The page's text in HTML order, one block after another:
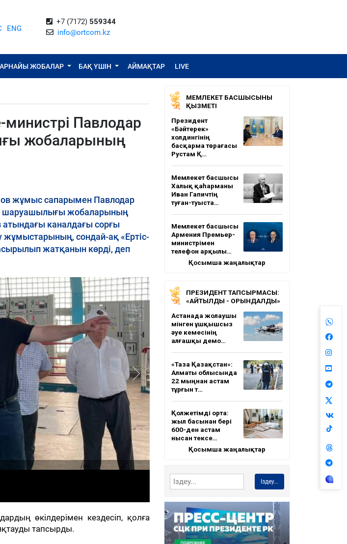
ENG
+7 (7172) 559344
info@ortcom.kz
АРНАЙЫ ЖОБАЛАР БАҚ ҮШІН АЙМАҚТАР LIVE
Павлодар
жобаларының
жұмыс сапарымен Павлодар
шаруашылығы жобаларының
каналдағы сорғы
жұмыстарының, сондай-ақ «Ертіс-
жатқанын көрді, деп
өкілдерімен кездесіп, қолға
тапсырды.
МЕМЛЕКЕТ БАСШЫСЫНЫҢ
ҚЫЗМЕТІ
Президент
«Бәйтерек»
холдингінің
басқарма төрағасы
Рустам Қ…
Мемлекет басшысы
Халық қаһарманы
Иван Гапичтің
туған-туыста…
Мемлекет басшысы
Армения Премьер-
министрімен
телефон арқылы…
Қосымша жаңалықтар
ПРЕЗИДЕНТ ТАПСЫРМАСЫ:
«АЙТЫЛДЫ - ОРЫНДАЛДЫ»
Астанада жолаушы
мінген ұшқышсыз
әуе кемесінің
алғашқы демо…
«Таза Қазақстан»:
Алматы облысында
22 мыңнан астам
тұрғын т…
Қолжетімді орта:
жыл басынан бері
600-ден астам
нысан тексе…
Қосымша жаңалықтар
Іздеу...